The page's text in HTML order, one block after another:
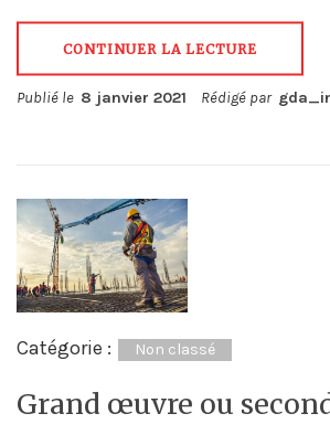
CONTINUER LA LECTURE
Publié le 8 janvier 2021 Rédigé par
Catégorie : Non classé
Grand œuvre ou